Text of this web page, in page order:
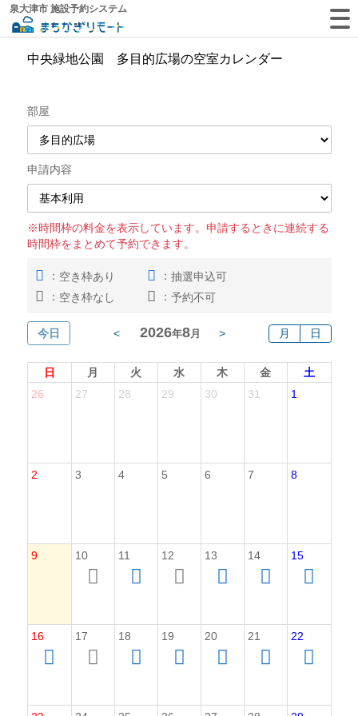
泉大津市 施設予約システム
中央緑地公園 多目的広場の空室カレンダー
部屋
申請内容
※時間枠の料金を表示しています。申請するときに連続する
時間枠をまとめて予約できます。
： 空き枠あり ： 抽選申込可
： 空き枠なし ： 予約不可
今日 < 2026年8 月 > 月 日
日 月 火 水 木 金
土
26
27 28 29 30 31 1
2 3 4 5 6 7 8
9 10 11 12 13 14 15
16 17 18 19 20 21 22